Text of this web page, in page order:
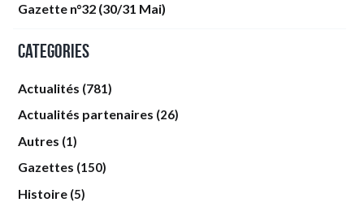
Gazette n°32 (30/31 Mai)
Categories
Actualités (781)
Actualités partenaires (26)
Autres (1)
Gazettes (150)
Histoire (5)